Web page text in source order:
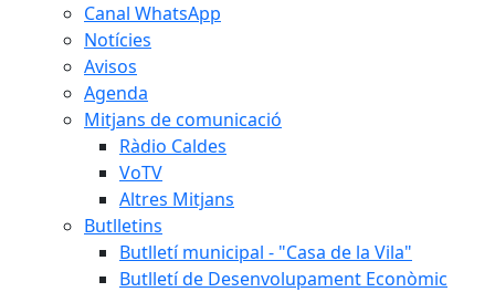
Canal WhatsApp
Notícies
Avisos
Agenda
Mitjans de comunicació
Ràdio Caldes
VoTV
Altres Mitjans
Butlletins
Butlletí municipal - "Casa de la Vila"
Butlletí de Desenvolupament Econòmic